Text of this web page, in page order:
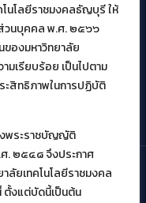
นโลยีราชมงคลธัญบุรี ให้
วนบุคคล พ.ศ. ๒๕๖๖
ของมหาวิทยาลัย
มเรียบร้อย เป็นไปตาม
ะสิทธิภาพในการปฏิบัติ
งพระราชบัญญัติ
. ๒๕๔๘ จึงประกาศ
ยเทคโนโลยีราชมงคล
งแต่บัดนี้เป็นต้น
ร SME โดย. มทร.ธัญบุรี
รเครื่องจักรกลทางการ
สินค้าเกษตรระดับชุมชน
ยตำบลแบบบูรณาการ (1
รสนเทศ มหาวิทยาลัย